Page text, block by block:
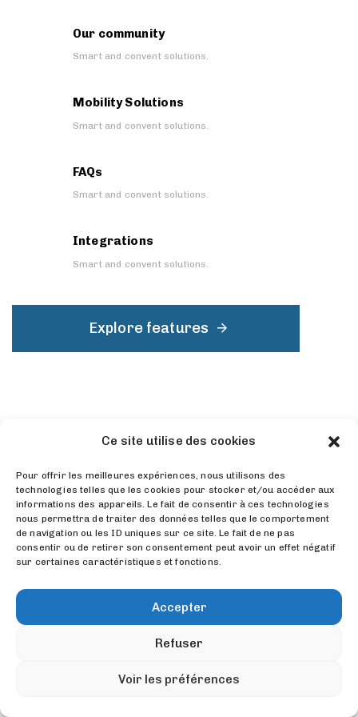
Ce site utilise des cookies
Pour offrir les meilleures expériences, nous utilisons des
technologies telles que les cookies pour stocker et/ou accéder aux
informations des appareils. Le fait de consentir à ces technologies
nous permettra de traiter des données telles que le comportement
de navigation ou les ID uniques sur ce site. Le fait de ne pas
consentir ou de retirer son consentement peut avoir un effet négatif
sur certaines caractéristiques et fonctions.
Accepter
Refuser
Voir les préférences
Our community
Smart and convent solutions.
Mobility Solutions
Smart and convent solutions.
FAQs
Smart and convent solutions.
Integrations
Smart and convent solutions.
Explore features